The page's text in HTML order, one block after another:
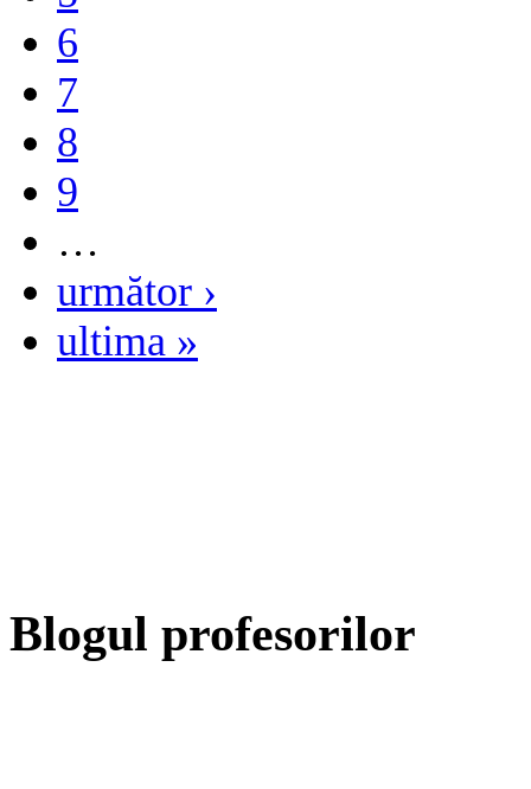
6
7
8
9
…
următor ›
ultima »
Blogul profesorilor